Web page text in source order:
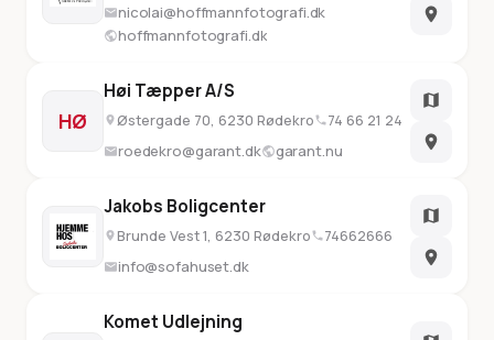
nicolai@hoffmannfotografi.dk
hoffmannfotografi.dk
HØ
Høi Tæpper A/S
Østergade 70, 6230 Rødekro
74 66 21 24
roedekro@garant.dk
garant.nu
Jakobs Boligcenter
Brunde Vest 1, 6230 Rødekro
74662666
info@sofahuset.dk
Komet Udlejning